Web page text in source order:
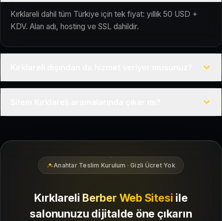
Kırklareli dahil tüm Türkiye için tek fiyat: yıllık 50 USD +
KDV. Alan adı, hosting ve SSL dahildir.
Kırklareli bölgesindeki yerel müşterilerin sizi bulmasına
Anahtar Teslim Kurulum · Gizli Ücret Yok
Kırklareli Berber Web Sitesi ile
salonunuzu dijitalde öne çıkarın